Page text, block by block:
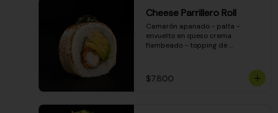
Cheese Parrillero Roll
Camarón apanado - palta -
envuelto en queso crema
flambeado - topping de
$7.800